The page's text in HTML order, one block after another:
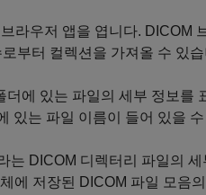
라우저 앱을 엽니다. DICOM
부터 컬렉션을 가져올 수 있
더에 있는 파일의 세부 정보를
있는 파일 이름이 들어 있을
는 DICOM 디렉터리 파일의 세
에 저장된 DICOM 파일 모음